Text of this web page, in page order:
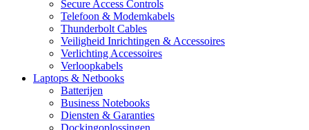
Secure Access Controls
Telefoon & Modemkabels
Thunderbolt Cables
Veiligheid Inrichtingen & Accessoires
Verlichting Accessoires
Verloopkabels
Laptops & Netbooks
Batterijen
Business Notebooks
Diensten & Garanties